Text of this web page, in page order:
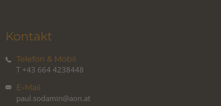
Kontakt
Telefon & Mobil
T +43 664 4238448
E-Mail
paul.sodamin@aon.at